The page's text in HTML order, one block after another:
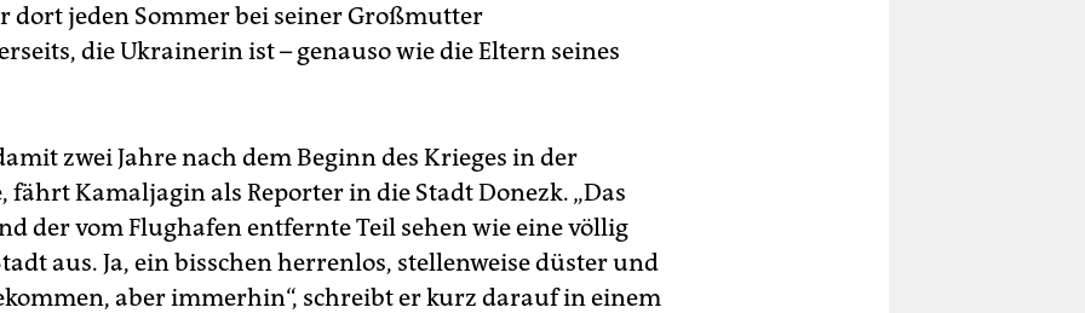
dort jeden Sommer bei seiner Großmutter
die Ukrainerin ist – genauso wie die Eltern seines
zwei Jahre nach dem Beginn des Krieges in der
fährt Kamaljagin als Reporter in die Stadt Donezk. „Das
der vom Flughafen entfernte Teil sehen wie eine völlig
aus. Ja, ein bisschen herrenlos, stellenweise düster und
aber immerhin“, schreibt er kurz darauf in einem